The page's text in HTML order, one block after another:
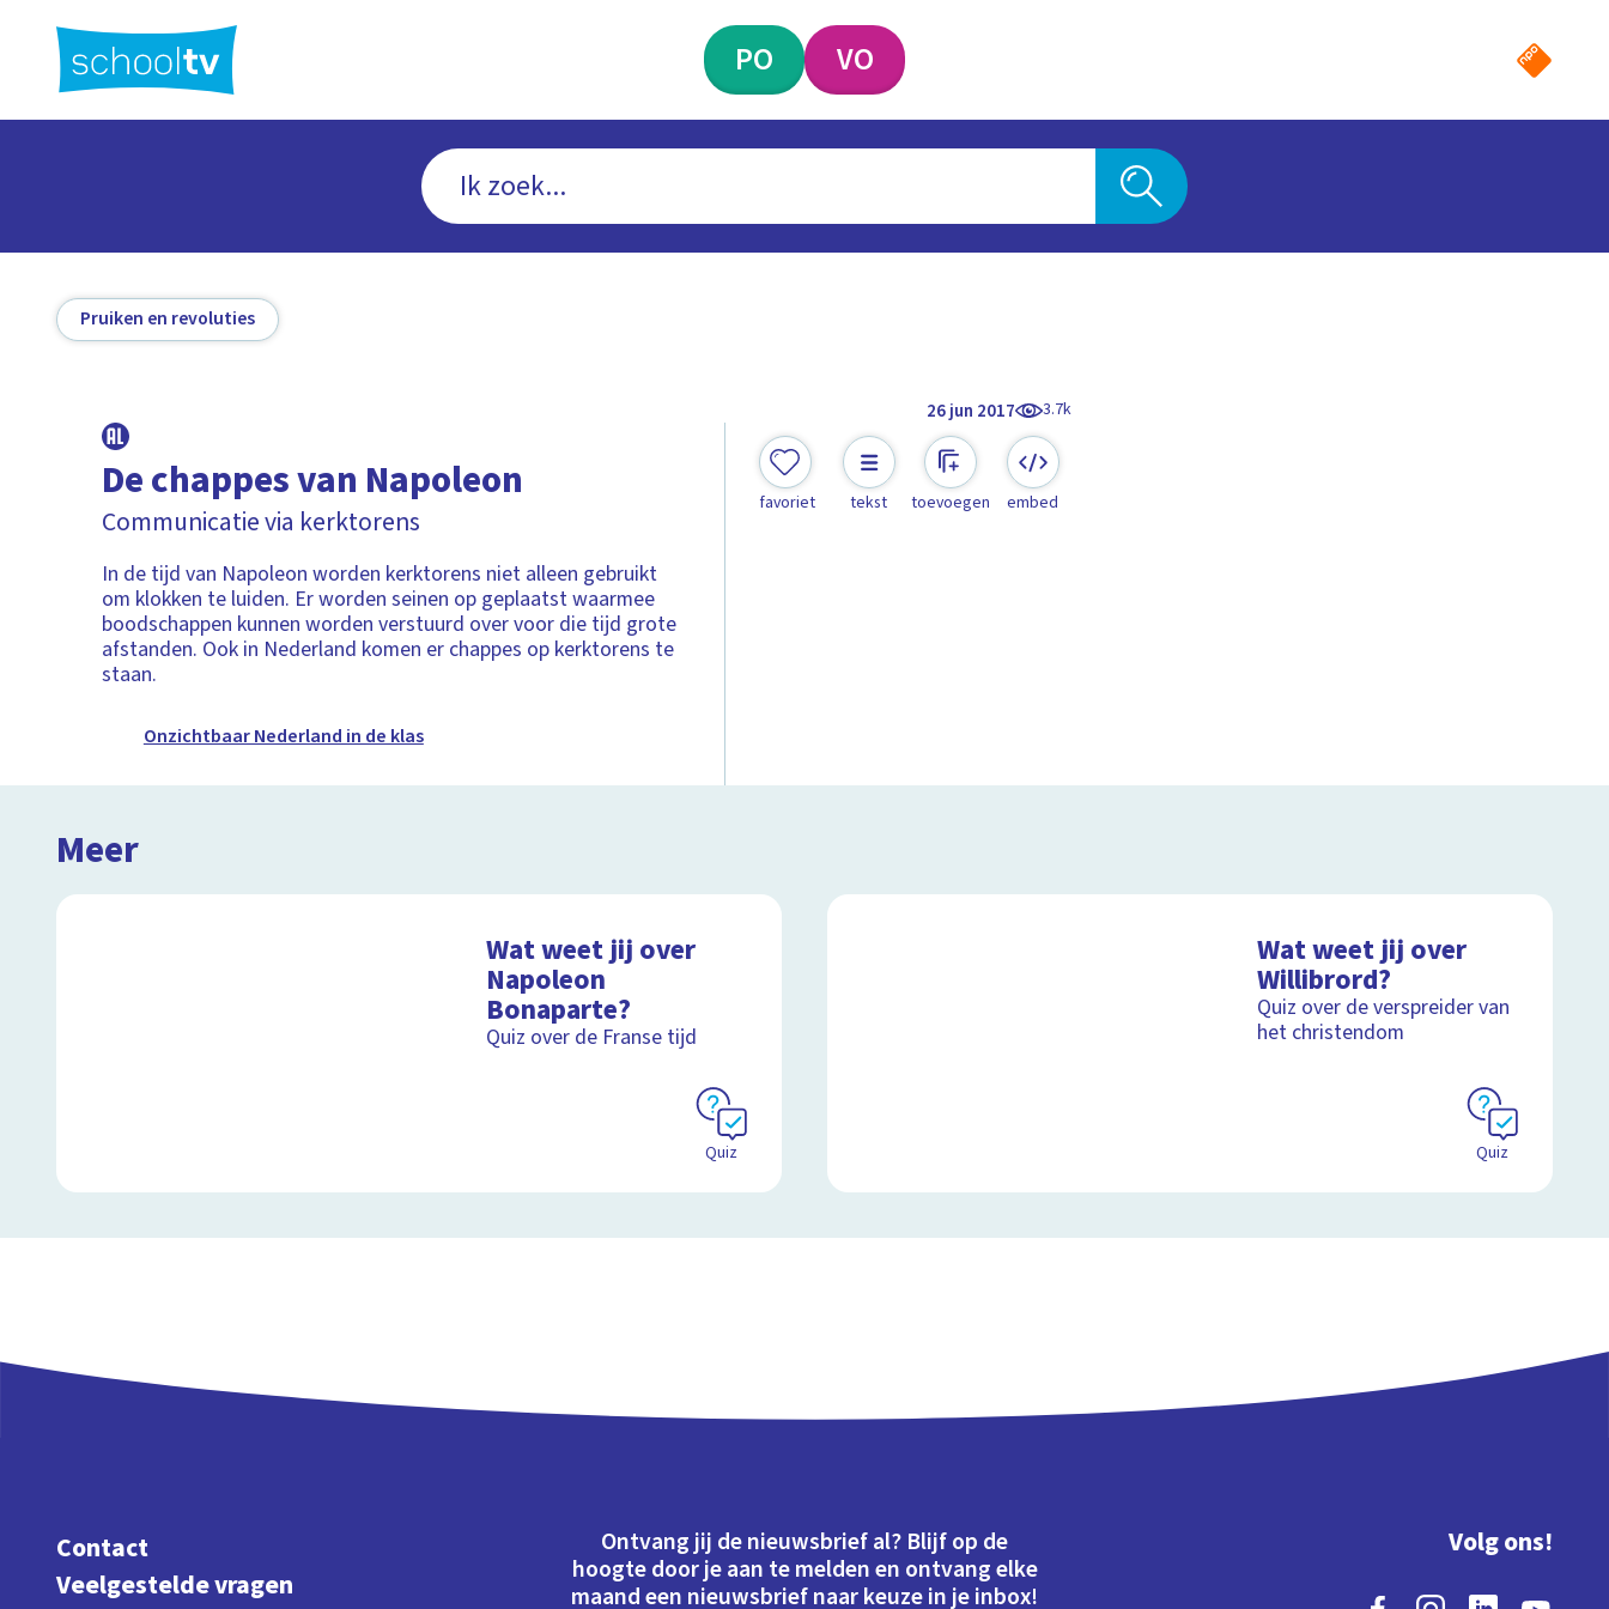
hoofdinhoud
PO VO
Pruiken en revoluties
26 jun 2017 3.7k
De chappes van Napoleon
Communicatie via kerktorens
In de tijd van Napoleon worden kerktorens niet alleen gebruikt
om klokken te luiden. Er worden seinen op geplaatst waarmee
boodschappen kunnen worden verstuurd over voor die tijd grote
afstanden. Ook in Nederland komen er chappes op kerktorens te
staan.
Onzichtbaar Nederland in de klas
favoriet tekst toevoegen embed
Meer
Wat weet jij over
Napoleon
Bonaparte?
Quiz over de Franse tijd
Quiz
Wat weet jij over
Willibrord?
Quiz over de verspreider van
het christendom
Quiz
Contact
Veelgestelde vragen
Ontvang jij de nieuwsbrief al? Blijf op de
hoogte door je aan te melden en ontvang elke
maand een nieuwsbrief naar keuze in je inbox!
Volg ons!